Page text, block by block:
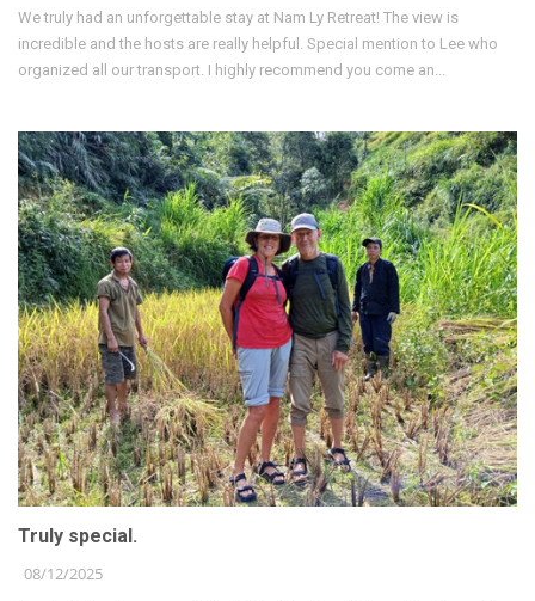
We truly had an unforgettable stay at Nam Ly Retreat! The view is
incredible and the hosts are really helpful. Special mention to Lee who
organized all our transport. I highly recommend you come an...
Truly special.
08/12/2025